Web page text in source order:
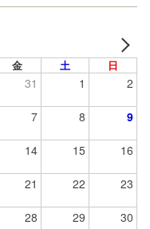
金 土 日
31 1 2
7 8 9
14 15 16
21 22 23
28 29 30